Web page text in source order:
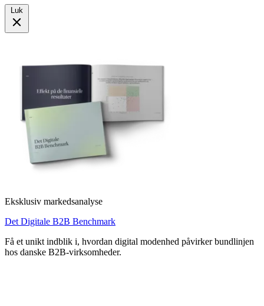
Luk
Eksklusiv markedsanalyse
Det Digitale B2B Benchmark
Få et unikt indblik i, hvordan digital modenhed påvirker bundlinjen
hos danske B2B-virksomheder.